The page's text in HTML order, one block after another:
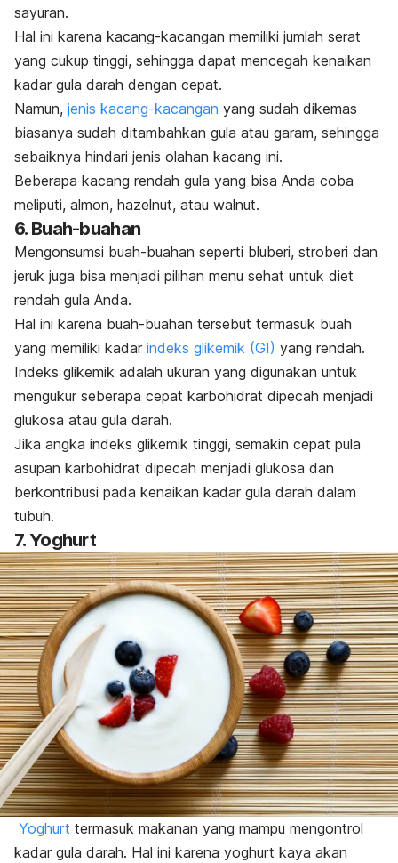
sayuran.
Hal ini karena kacang-kacangan memiliki jumlah serat
yang cukup tinggi, sehingga dapat mencegah kenaikan
kadar gula darah dengan cepat.
Namun, jenis kacang-kacangan yang sudah dikemas
biasanya sudah ditambahkan gula atau garam, sehingga
sebaiknya hindari jenis olahan kacang ini.
Beberapa kacang rendah gula yang bisa Anda coba
meliputi, almon, hazelnut, atau walnut.
6. Buah-buahan
Mengonsumsi buah-buahan seperti bluberi, stroberi dan
jeruk juga bisa menjadi pilihan menu sehat untuk diet
rendah gula Anda.
Hal ini karena buah-buahan tersebut termasuk buah
yang memiliki kadar indeks glikemik (GI) yang rendah.
Indeks glikemik adalah ukuran yang digunakan untuk
mengukur seberapa cepat karbohidrat dipecah menjadi
glukosa atau gula darah.
Jika angka indeks glikemik tinggi, semakin cepat pula
asupan karbohidrat dipecah menjadi glukosa dan
berkontribusi pada kenaikan kadar gula darah dalam
tubuh.
7. Yoghurt
Yoghurt termasuk makanan yang mampu mengontrol
kadar gula darah. Hal ini karena yoghurt kaya akan